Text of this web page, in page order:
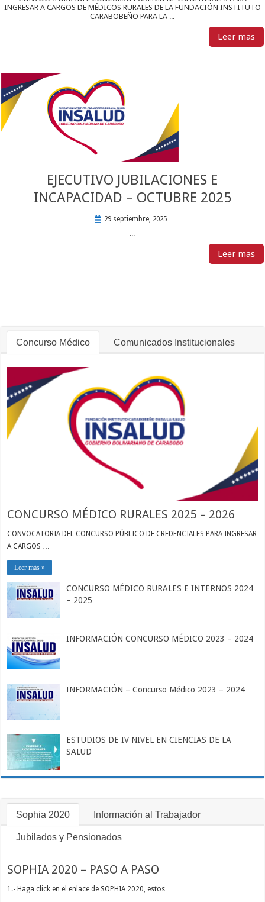
INGRESAR A CARGOS DE MÉDICOS RURALES DE LA FUNDACIÓN INSTITUTO
CARABOBEÑO PARA LA ...
Leer mas
EJECUTIVO JUBILACIONES E
INCAPACIDAD – OCTUBRE 2025
29 septiembre, 2025
...
Leer mas
Concurso Médico Comunicados Institucionales
CONCURSO MÉDICO RURALES 2025 – 2026
CONVOCATORIA DEL CONCURSO PÚBLICO DE CREDENCIALES PARA INGRESAR
A CARGOS …
Leer más »
CONCURSO MÉDICO RURALES E INTERNOS 2024
– 2025
INFORMACIÓN CONCURSO MÉDICO 2023 – 2024
INFORMACIÓN – Concurso Médico 2023 – 2024
ESTUDIOS DE IV NIVEL EN CIENCIAS DE LA
SALUD
Sophia 2020 Información al Trabajador
Jubilados y Pensionados
SOPHIA 2020 – PASO A PASO
1.- Haga click en el enlace de SOPHIA 2020, estos …